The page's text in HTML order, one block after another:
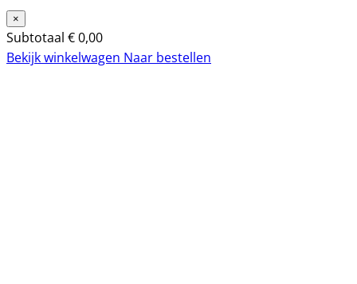
×
Subtotaal €0,00
Bekijk winkelwagen Naar bestellen